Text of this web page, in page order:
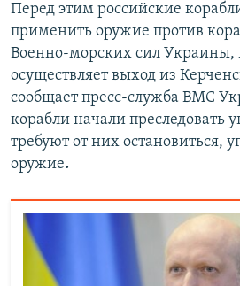
Перед этим российские
применить оружие против
Военно-морских сил Украины,
осуществляет выход из
сообщает пресс-служба ВМС
корабли начали преследовать
требуют от них остановиться,
оружие.